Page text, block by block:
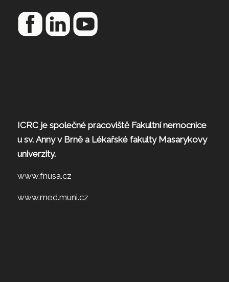
ICRC je společné pracoviště Fakultní nemocnice
u sv. Anny v Brně a Lékařské fakulty Masarykovy
univerzity.
www.fnusa.cz
www.med.muni.cz